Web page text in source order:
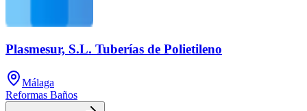
Plasmesur, S.L. Tuberías de Polietileno
Málaga
Reformas Baños